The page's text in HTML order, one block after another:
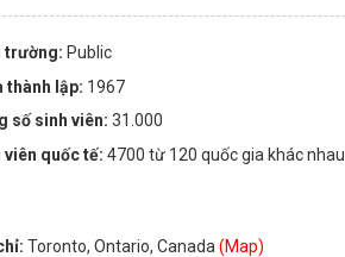
trường: Public
thành lập: 1967
số sinh viên:31.000
viên quốc tế:4700 từ 120 quốc gia khác nhau
Toronto, Ontario, Canada(Map)